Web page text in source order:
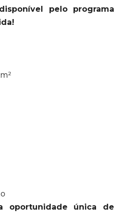
pelo programa
oportunidade única de